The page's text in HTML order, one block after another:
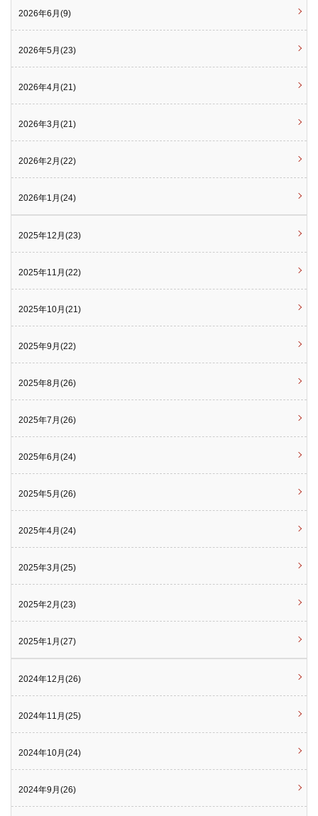
2026年6月(9)
2026年5月(23)
2026年4月(21)
2026年3月(21)
2026年2月(22)
2026年1月(24)
2025年12月(23)
2025年11月(22)
2025年10月(21)
2025年9月(22)
2025年8月(26)
2025年7月(26)
2025年6月(24)
2025年5月(26)
2025年4月(24)
2025年3月(25)
2025年2月(23)
2025年1月(27)
2024年12月(26)
2024年11月(25)
2024年10月(24)
2024年9月(26)